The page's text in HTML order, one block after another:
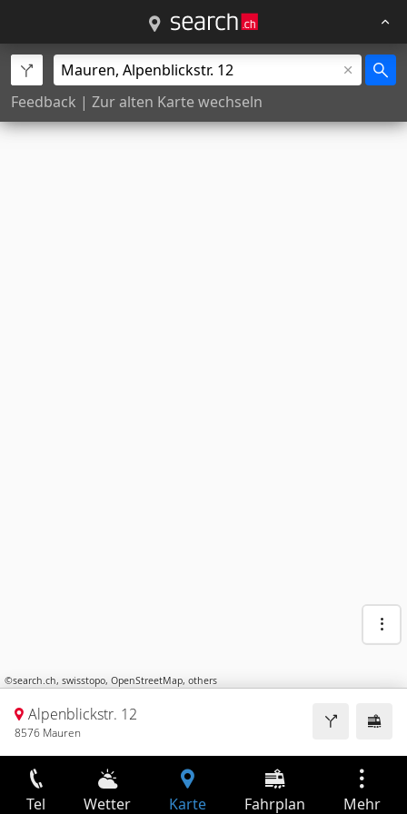
Feedback | Zur alten Karte wechseln
©search.ch, swisstopo, OpenStreetMap, others
Alpenblickstr. 12
8576 Mauren
Tel Wetter Karte Fahrplan Mehr